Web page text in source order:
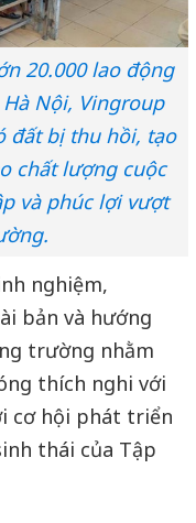
20.000 lao động
Nội, Vingroup
đất bị thu hồi, tạo
chất lượng cuộc
và phúc lợi vượt
nghiệm,
bản và hướng
trường nhằm
thích nghi với
cơ hội phát triển
thái của Tập